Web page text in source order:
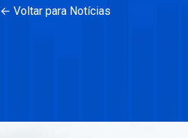
← Voltar para Notícias